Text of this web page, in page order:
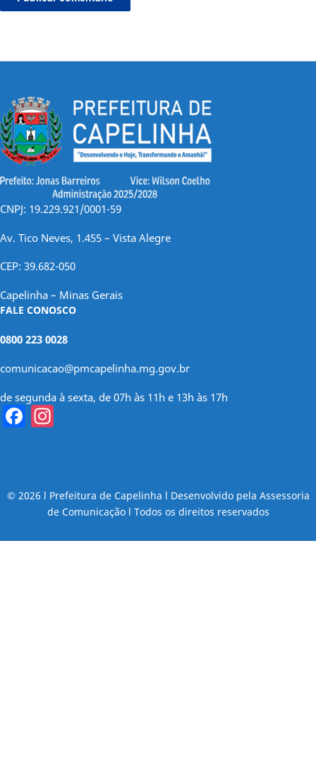
CNPJ: 19.229.921/0001-59
Av. Tico Neves, 1.455 – Vista Alegre
CEP: 39.682-050
Capelinha – Minas Gerais
FALE CONOSCO
0800 223 0028
comunicacao@pmcapelinha.mg.gov.br
de segunda à sexta, de 07h às 11h e 13h às 17h
Facebook
© 2026 l Prefeitura de Capelinha l Desenvolvido pela Assessoria
de Comunicação l Todos os direitos reservados